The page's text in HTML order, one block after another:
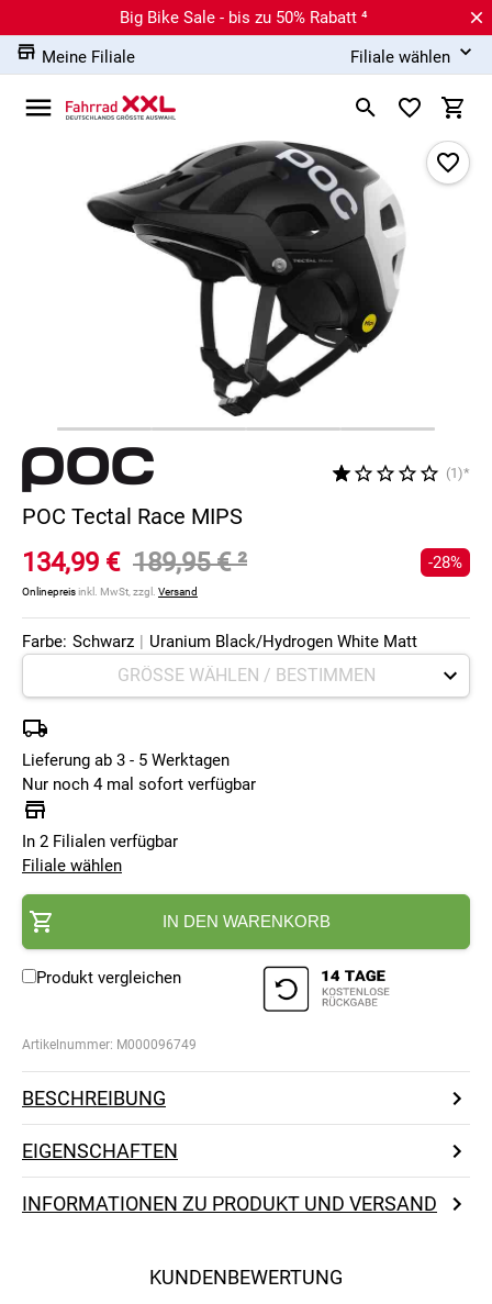
Big Bike Sale - bis zu 50% Rabatt ⁴
Meine Filiale
Filiale wählen
(1)*
POC Tectal Race MIPS
134,99 € 189,95 €²
Onlinepreisinkl. MwSt, zzgl. Versand
-28%
Farbe: Schwarz | Uranium Black/Hydrogen White Matt
Lieferung ab 3 - 5 Werktagen
Nur noch 4 mal sofort verfügbar
In 2 Filialen verfügbar
Filiale wählen
IN DEN WARENKORB
Produkt vergleichen
Artikelnummer: M000096749
BESCHREIBUNG
EIGENSCHAFTEN
INFORMATIONEN ZU PRODUKT UND VERSAND
KUNDENBEWERTUNG